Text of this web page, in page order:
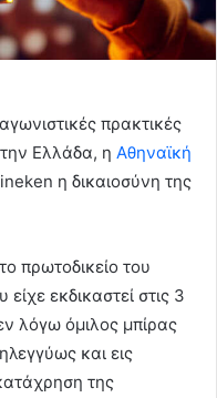
πρακτικές
Ελλάδα, η Αθηναϊκή
η δικαιοσύνη της
πρωτοδικείο του
εκδικαστεί στις 3
λόγω όμιλος μπίρας
και εις
της